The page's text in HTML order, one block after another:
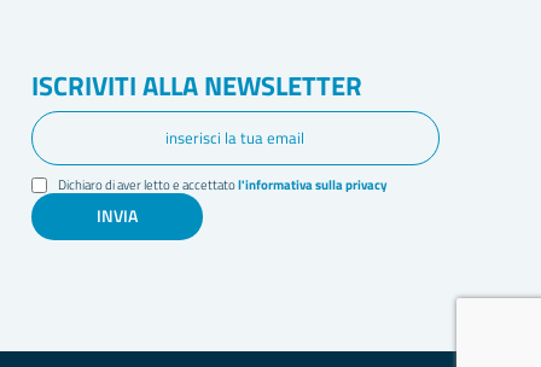
ISCRIVITI ALLA NEWSLETTER
Dichiaro di aver letto e accettatol'informativa sulla privacy
INVIA